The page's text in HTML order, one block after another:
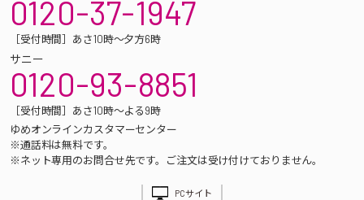
0120-37-1947
［受付時間］あさ10時～夕方6時
サニー
0120-93-8851
［受付時間］あさ10時～よる9時
ゆめオンラインカスタマーセンター
※通話料は無料です。
※ネット専用のお問合せ先です。ご注文は受け付けておりません。
PCサイト